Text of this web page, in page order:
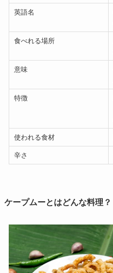
英語名
食べれる場所
意味
特徴
使われる食材
辛さ
ケープムーとはどんな料理？